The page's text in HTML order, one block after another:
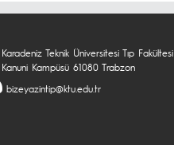
Karadeniz Teknik Üniversitesi Tıp Fakültesi
Kanuni Kampüsü 61080 Trabzon
bizeyazintip@ktu.edu.tr